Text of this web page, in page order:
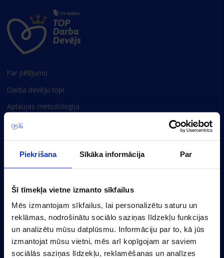
Piekrišana Sīkāka informācija Par
Šī tīmekļa vietne izmanto sīkfailus
Mēs izmantojam sīkfailus, lai personalizētu saturu un
reklāmas, nodrošinātu sociālo saziņas līdzekļu funkcijas
un analizētu mūsu datplūsmu. Informāciju par to, kā jūs
izmantojat mūsu vietni, mēs arī kopīgojam ar saviem
sociālās saziņas līdzekļu, reklamēšanas un analīzes
Par pētījumu
Darba devēju topi
Aptaujas metodoloģija
Privātuma politika
marketing@cv.lv
Latvija